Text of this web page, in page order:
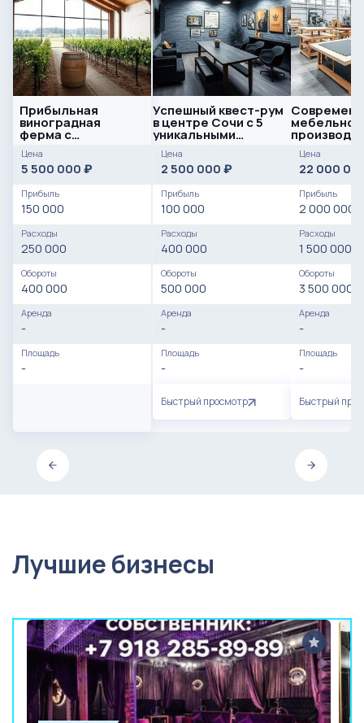
Прибыльная
виноградная
ферма с
собственным
винодельческим
производство
Цена
5 500 000 ₽
Прибыль
150 000
Расходы
250 000
Обороты
400 000
Аренда
-
Площадь
-
Успешный квест-рум
в центре Сочи с 5
уникальными
квестами
Цена
2 500 000 ₽
Прибыль
100 000
Расходы
400 000
Обороты
500 000
Аренда
-
Площадь
-
Быстрый просмотр
мебельное
с
румом
Цена
22 000
Прибыль
2 000 000
Расходы
1 500 000
Обороты
3 500 000
Аренда
-
Площадь
-
Быстрый
Лучшие бизнесы